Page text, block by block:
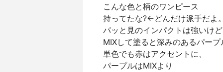
こんな色と柄のワンピース
持ってたな?←どんだけ派手だよ。
パッと見のインパクトは強いけど
MIXして塗ると深みのあるパープ
単色でも赤はアクセントに、
パープルはMIXより